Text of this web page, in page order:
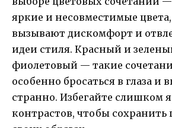
яркие и несовместимые
вызывают дискомфорт и
идеи стиля. Красный и
фиолетовый — такие
особенно бросаться в глаза и
странно. Избегайте слишком
контрастов, чтобы